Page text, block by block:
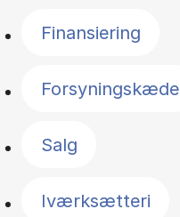
Finansiering
Forsyningskæde
Salg
Iværksætteri